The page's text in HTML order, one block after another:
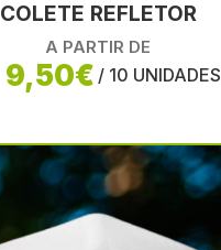
COLETE REFLETOR
A PARTIR DE
9,50€ / 10 UNIDADES